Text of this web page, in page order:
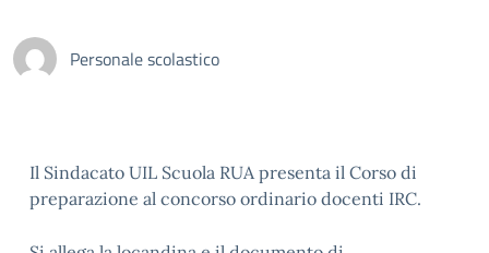
Personale scolastico
Il Sindacato UIL Scuola RUA presenta il Corso di
preparazione al concorso ordinario docenti IRC.